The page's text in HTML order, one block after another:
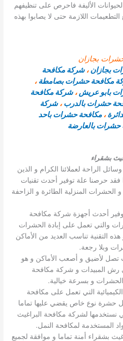
الأليفة فاحرص على تنظيفهم
اللازمة حتى لا يصابوا بهذه
بجازان
بجازان،شركة مكافحة
مكافحة حشرات بصامطة،
بابو عريش،شركة مكافحة
حشرات بالدرب،شركة
،مكافحة حشرات باحد
حشرات بالعارضة
بشقراء
الراحة لعملائنا الكرام و الذين
فقد حرصنا علة توفير أحدث تقنيات
المنزلية الطائرة و الزاحفة
أحدث أجهزة شركة مكافحة
والتي تعمل على إبادة الحشرات
التقنية تناسب العديد من الأماكن
وبلا رجعة.
تصل لأضيق و أصعب الأماكن و هو
رش المبيدات و شركة مكافحة
و بسرعة خيالية.
التي تعمل على مكافحة
حشرة نوع خاص يقضي عليها تماما
نستخدمها لشركة مكافحة البراغيث
المستخدمة لمكافحة النمل.
بشقراء أمنة تماما و موافقة لجميع